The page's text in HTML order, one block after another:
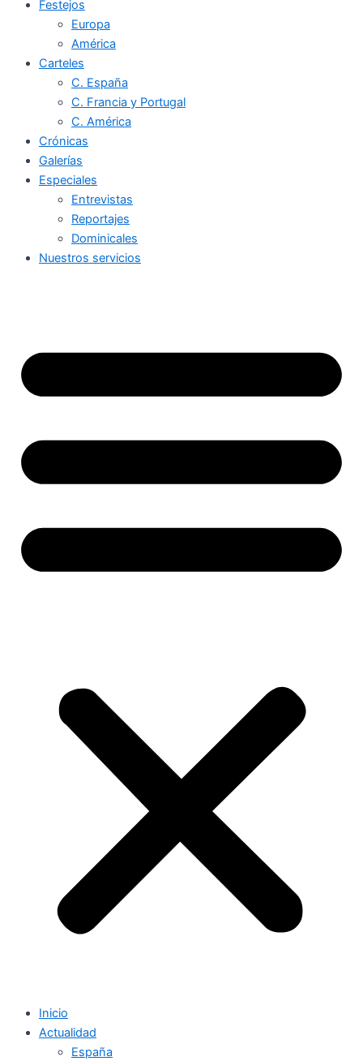
Festejos
Europa
América
Carteles
C. España
C. Francia y Portugal
C. América
Crónicas
Galerías
Especiales
Entrevistas
Reportajes
Dominicales
Nuestros servicios
Inicio
Actualidad
España